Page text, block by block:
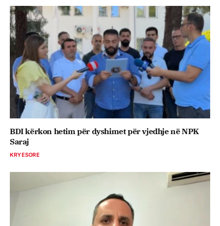
BDI kërkon hetim për dyshimet për vjedhje në NPK
Saraj
KRYESORE